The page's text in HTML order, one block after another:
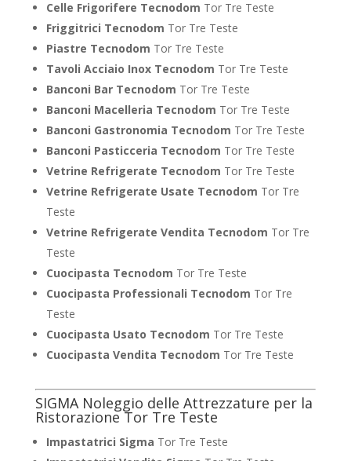
Celle Frigorifere Tecnodom Tor Tre Teste
Friggitrici Tecnodom Tor Tre Teste
Piastre Tecnodom Tor Tre Teste
Tavoli Acciaio Inox Tecnodom Tor Tre Teste
Banconi Bar Tecnodom Tor Tre Teste
Banconi Macelleria Tecnodom Tor Tre Teste
Banconi Gastronomia Tecnodom Tor Tre Teste
Banconi Pasticceria Tecnodom Tor Tre Teste
Vetrine Refrigerate Tecnodom Tor Tre Teste
Vetrine Refrigerate Usate Tecnodom Tor Tre
Teste
Vetrine Refrigerate Vendita Tecnodom Tor Tre
Teste
Cuocipasta Tecnodom Tor Tre Teste
Cuocipasta Professionali Tecnodom Tor Tre
Teste
Cuocipasta Usato Tecnodom Tor Tre Teste
Cuocipasta Vendita Tecnodom Tor Tre Teste
SIGMA Noleggio delle Attrezzature per la
Ristorazione Tor Tre Teste
Impastatrici Sigma Tor Tre Teste